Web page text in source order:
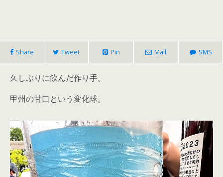
Share Tweet Pin Mail SMS
久しぶりに飲んだ作り手。
甲州の甘口という変化球。